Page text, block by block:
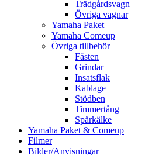
Trädgårdsvagn
Övriga vagnar
Yamaha Paket
Yamaha Comeup
Övriga tillbehör
Fästen
Grindar
Insatsflak
Kablage
Stödben
Timmertång
Spårkälke
Yamaha Paket & Comeup
Filmer
Bilder/Anvisningar